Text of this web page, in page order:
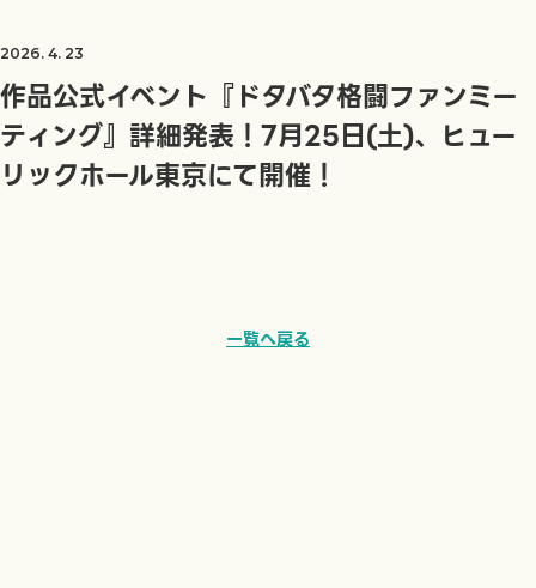
2026. 4. 23
作品公式イベント『ドタバタ格闘ファンミー
ティング』詳細発表！7月25日(土)、ヒュー
リックホール東京にて開催！
一覧へ戻る